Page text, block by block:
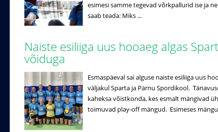
esimesi samme tegevad võrkpallurid ise ja
saab teada: Miks ...
Naiste esiliiga uus hooaeg algas
võiduga
Esmaspäeval sai alguse naiste esiliiga uus
väljakul Sparta ja Pärnu Spordikool.
kaheksa võistkonda, kes esmalt mängivad
toimuvad play-off mängud. Esimeses